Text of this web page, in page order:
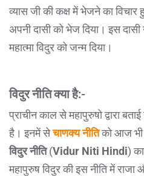
व्यास जी की कक्ष में भेजने का
अपनी दासी को भेज दिया। इस दासी ने
महात्मा विदुर को जन्म दिया।
विदुर नीति क्या है:-
प्राचीन काल से महापुरुषो द्वारा
है। इनमें सेचाणक्य नीतिको आज भी
विदुर नीति(Vidur Niti Hindi)
महापुरुष विदुर की इस नीति में